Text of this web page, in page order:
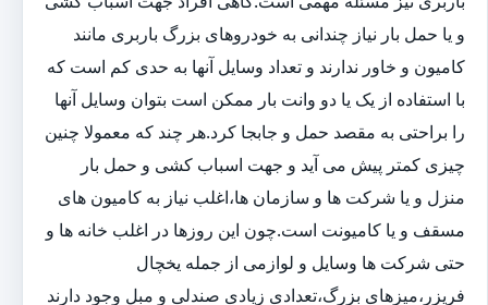
و یا حمل بار نیاز چندانی به خودروهای بزرگ باربری مانند
کامیون و خاور ندارند و تعداد وسایل آنها به حدی کم است که
با استفاده از یک یا دو وانت بار ممکن است بتوان وسایل آنها
را براحتی به مقصد حمل و جابجا کرد.هر چند که معمولا چنین
چیزی کمتر پیش می آید و جهت اسباب کشی و حمل بار
منزل و یا شرکت ها و سازمان ها،اغلب نیاز به کامیون های
مسقف و یا کامیونت است.چون این روزها در اغلب خانه ها و
حتی شرکت ها وسایل و لوازمی از جمله یخچال
فریزر،میزهای بزرگ،تعدادی زیادی صندلی و مبل وجود دارند